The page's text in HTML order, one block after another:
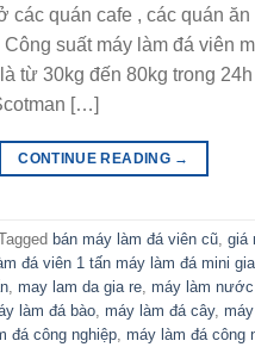
các quán cafe , các quán ăn
suất máy làm đá viên
từ 30kg đến 80kg trong
[…]
CONTINUE READING →
bán máy làm đá viên cũ giá
đá viên 1 tấn máy làm đá mini
may lam da gia re máy làm
làm đá bào máy làm đá cây,
đá công nghiệp máy làm đá công